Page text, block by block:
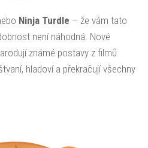
Ninja Turdle – že vám tato
není náhodná. Nové
známé postavy z filmů
hladoví a překračují všechny